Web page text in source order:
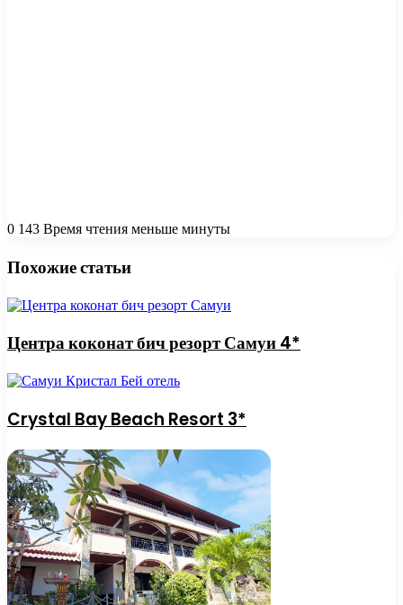
0 143 Время чтения меньше минуты
Похожие статьи
Центра коконат бич резорт Самуи 4*
Crystal Bay Beach Resort 3*